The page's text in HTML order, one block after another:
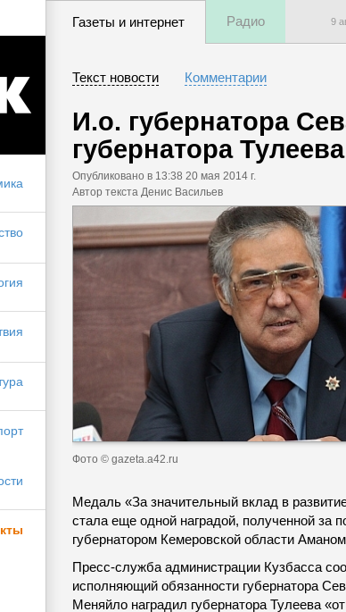
Газеты и интернет Радио 9
Текст новости Комментарии
И.о. губернатора
губернатора Тулеева
Опубликовано в 13:38 20 мая 2014 г.
Автор текста Денис Васильев
Фото © gazeta.a42.ru
Медаль «За значительный вклад в
стала еще одной наградой, полученной за
губернатором Кемеровской области
Пресс-служба администрации Кузбасса
исполняющий обязанности губернатора
Меняйло наградил губернатора Тулеева